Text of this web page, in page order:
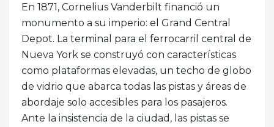
En 1871, Cornelius Vanderbilt financió un
monumento a su imperio: el Grand Central
Depot. La terminal para el ferrocarril central de
Nueva York se construyó con características
como plataformas elevadas, un techo de globo
de vidrio que abarca todas las pistas y áreas de
abordaje solo accesibles para los pasajeros.
Ante la insistencia de la ciudad, las pistas se